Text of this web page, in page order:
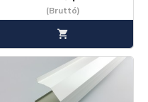
(Bruttó)